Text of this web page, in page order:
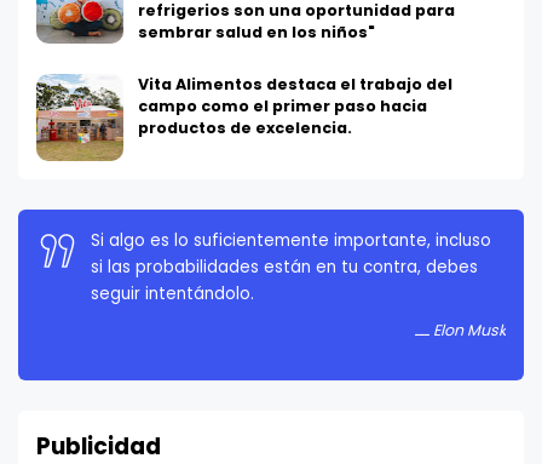
refrigerios son una oportunidad para
sembrar salud en los niños"
Vita Alimentos destaca el trabajo del
campo como el primer paso hacia
productos de excelencia.
Si algo es lo suficientemente importante, incluso
si las probabilidades están en tu contra, debes
seguir intentándolo.
Elon Musk
La persistencia es muy importante. No debes
rendirte a menos que estés obligado a rendirte.
Publicidad